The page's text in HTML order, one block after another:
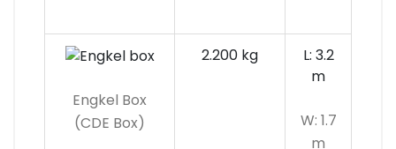
Engkel Box
(CDE Box)
2.200 kg
L: 3.2
m
W: 1.7
m